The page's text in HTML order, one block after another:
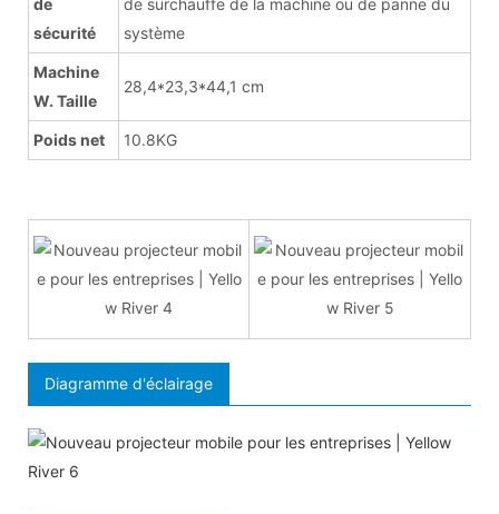
sécurité
système
Machine
W. Taille
28,4*23,3*44,1 cm
Poids net 10.8KG
Diagramme d'éclairage